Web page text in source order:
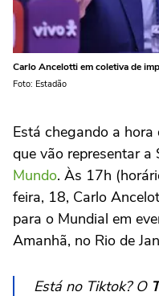
Carlo Ancelotti em coletiva de
Foto: Estadão
Está chegando a
que vão representar a
Mundo. Às 17h
feira, 18, Carlo
para o Mundial em
Amanhã, no Rio de
Está no Tiktok? O